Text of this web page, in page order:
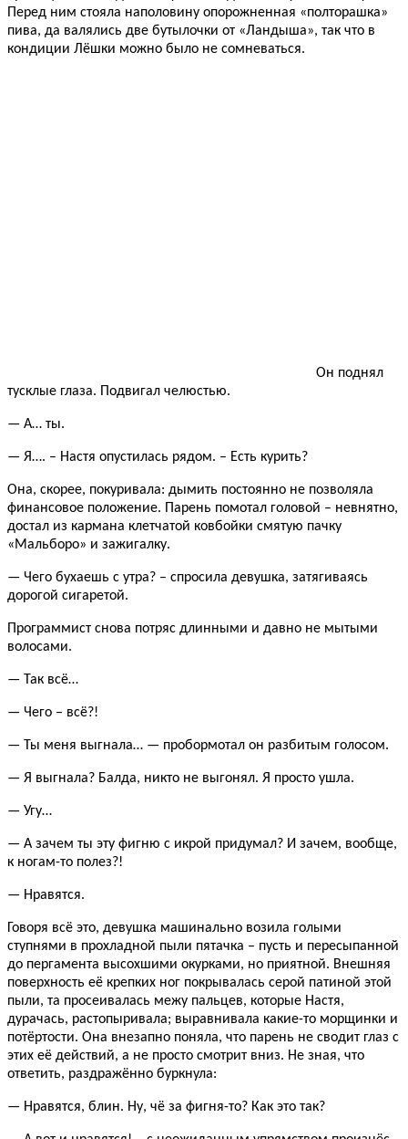
Перед ним стояла наполовину опорожненная «полторашка»
пива, да валялись две бутылочки от «Ландыша», так что в
кондиции Лёшки можно было не сомневаться.
Он поднял
тусклые глаза. Подвигал челюстью.
— А… ты.
— Я…. – Настя опустилась рядом. – Есть курить?
Она, скорее, покуривала: дымить постоянно не позволяла
финансовое положение. Парень помотал головой – невнятно,
достал из кармана клетчатой ковбойки смятую пачку
«Мальборо» и зажигалку.
— Чего бухаешь с утра? – спросила девушка, затягиваясь
дорогой сигаретой.
Программист снова потряс длинными и давно не мытыми
волосами.
— Так всё…
— Чего – всё?!
— Ты меня выгнала… — пробормотал он разбитым голосом.
— Я выгнала? Балда, никто не выгонял. Я просто ушла.
— Угу…
— А зачем ты эту фигню с икрой придумал? И зачем, вообще,
к ногам-то полез?!
— Нравятся.
Говоря всё это, девушка машинально возила голыми
ступнями в прохладной пыли пятачка – пусть и пересыпанной
до пергамента высохшими окурками, но приятной. Внешняя
поверхность её крепких ног покрывалась серой патиной этой
пыли, та просеивалась межу пальцев, которые Настя,
дурачась, растопыривала; выравнивала какие-то морщинки и
потёртости. Она внезапно поняла, что парень не сводит глаз с
этих её действий, а не просто смотрит вниз. Не зная, что
ответить, раздражённо буркнула:
— Нравятся, блин. Ну, чё за фигня-то? Как это так?